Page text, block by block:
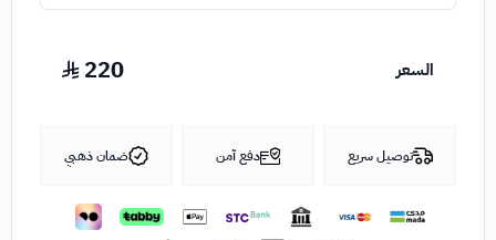
السعر 220
توصيل سريع دفع آمن ضمان ذهبي